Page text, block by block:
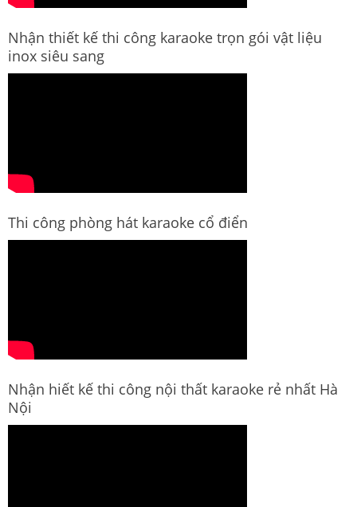
Nhận thiết kế thi công karaoke trọn gói vật liệu
inox siêu sang
Thi công phòng hát karaoke cổ điển
Nhận hiết kế thi công nội thất karaoke rẻ nhất Hà
Nội